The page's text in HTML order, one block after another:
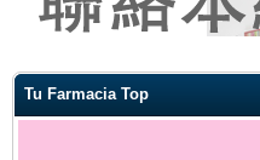
Tu Farmacia Top